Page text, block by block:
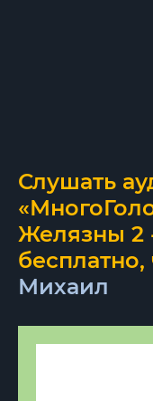
Слушать
Желязны 2
бесплатно,
Михаил